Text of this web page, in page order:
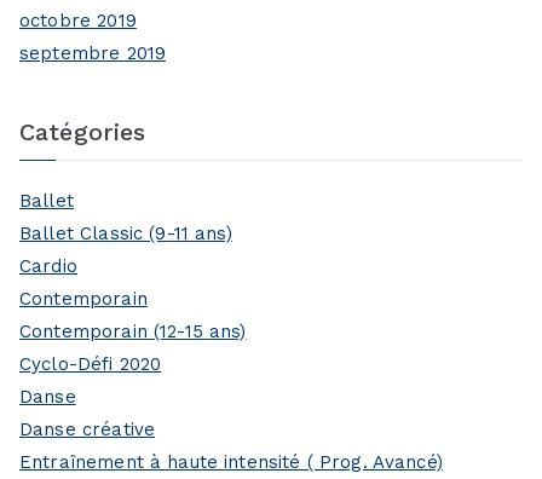
octobre 2019
septembre 2019
Catégories
Ballet
Ballet Classic (9-11 ans)
Cardio
Contemporain
Contemporain (12-15 ans)
Cyclo-Défi 2020
Danse
Danse créative
Entraînement à haute intensité ( Prog. Avancé)